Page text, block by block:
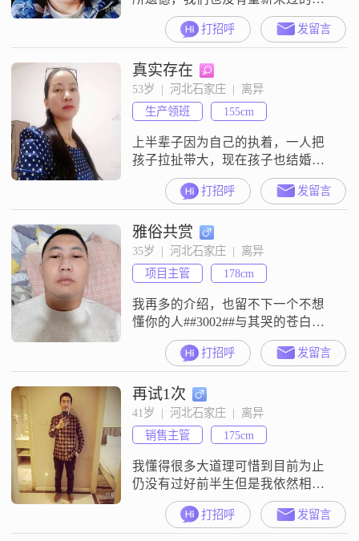
会，与其纠结于无法改变的过去，
不如笑着迎接未来，因为生活_没有
如果。。。
打招呼 发留言
真实存在
53岁  |  河北石家庄  |  离异
生产领班
155cm
上半辈子因为自己的执着，一人把
孩子拉扯带大，现在孩子也结婚有
了自己的家了，也很支持我组建新
的家庭##3002##女人的心思很简单
的，就是找一个愿意陪伴自己，愿
意给自己一个温暖的家，我没有家
底，学历也不高，就是很普通的一
个小女人，所以骗子可以直接绕
道，希望对方是真心愿意相处结婚
的##3002##
打招呼 发留言
雅俗共赏
35岁  |  河北石家庄  |  离异
项目主管
178cm
我再多的介绍，也留不下一个不想
懂你的人##3002##与其哭的苍白无
力不如随心所欲##3002##仰望天空
蓝天白云之间总会有一丝缝隙，让
他随缘随心所欲##3002##
打招呼 发留言
再试1次
41岁  |  河北石家庄  |  离异
销售主管
175cm
我懂得很多大道理可惜到目前为止
仍没有过好前半生但是我依然相信
爱情我想与你共度余生
打招呼 发留言